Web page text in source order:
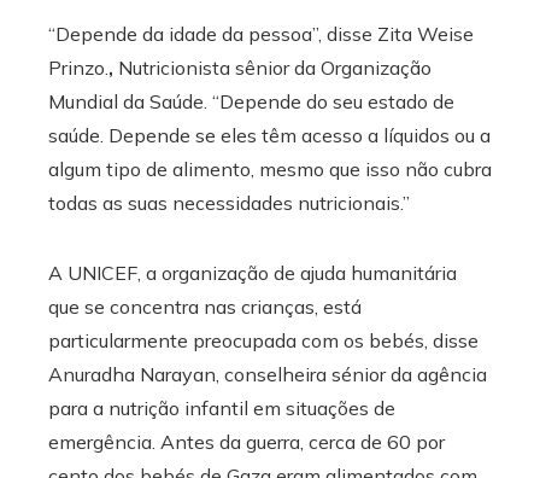
“Depende da idade da pessoa”, disse Zita Weise
Prinzo. , Nutricionista sênior da Organização
Mundial da Saúde. “Depende do seu estado de
saúde. Depende se eles têm acesso a líquidos ou a
algum tipo de alimento, mesmo que isso não cubra
todas as suas necessidades nutricionais.”
A UNICEF, a organização de ajuda humanitária
que se concentra nas crianças, está
particularmente preocupada com os bebés, disse
Anuradha Narayan, conselheira sénior da agência
para a nutrição infantil em situações de
emergência. Antes da guerra, cerca de 60 por